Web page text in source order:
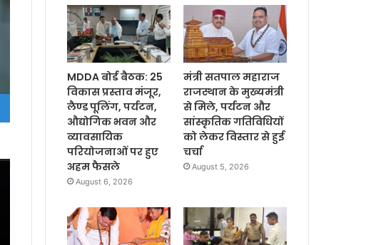
MDDA बोर्ड बैठक: 25
विकास प्रस्ताव मंजूर,
लैण्ड पूलिंग, पर्यटन,
औद्योगिक भवन और
व्यावसायिक
परियोजनाओं पर हुए
अहम फैसले
August 6, 2026
मंत्री सतपाल महाराज
राजस्थान के मुख्यमंत्री
से मिले, पर्यटन और
सांस्कृतिक गतिविधियों
को लेकर विस्तार से हुई
चर्चा
August 5, 2026